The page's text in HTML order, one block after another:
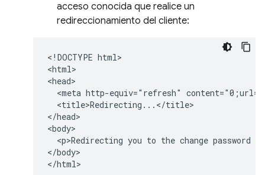
acceso conocida que realice un
redireccionamiento del cliente:
<!DOCTYPE html>
<html>
<head>
<meta http-equiv="refresh"
  <title>Redirecting...</title>
</head>
<body>
<p>Redirecting you to the change password
</body>